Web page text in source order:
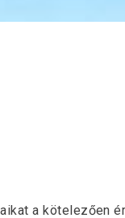
a kötelezően